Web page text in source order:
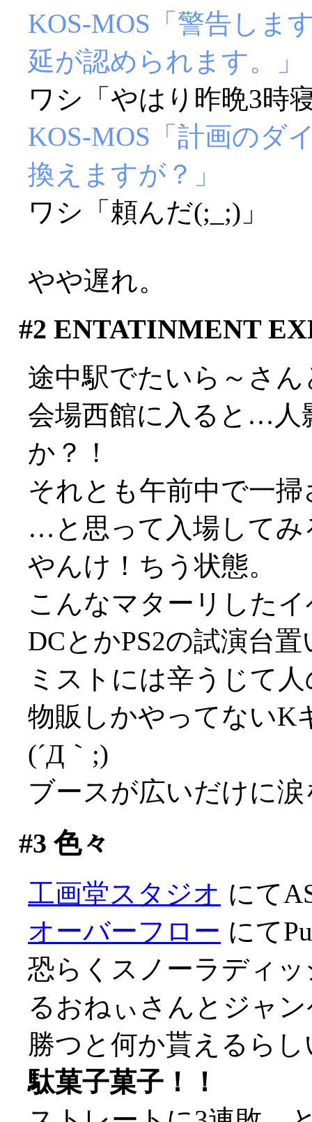
KOS-MOS「警告しま
延が認められます。」
ワシ「やはり昨晩3時
KOS-MOS「計画のダ
換えますが？」
ワシ「頼んだ(;_;)」
やや遅れ。
#2 ENTATINMENT
途中駅でたいら～さ
会場西館に入ると…人
か？！
それとも午前中で一
…と思って入場してみ
やんけ！ちう状態。
こんなマターリした
DCとかPS2の試演台
ミストには辛うじて
物販しかやってないK
(´Д｀;)
ブースが広いだけに
#3 色々
工画堂スタジオ にて
オーバーフロー にて
恐らくスノーラディ
るおねぃさんとジャ
勝つと何か貰えるら
駄菓子菓子！！